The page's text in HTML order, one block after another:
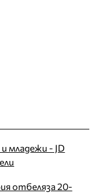
младежи - JD
отбеляза 20-